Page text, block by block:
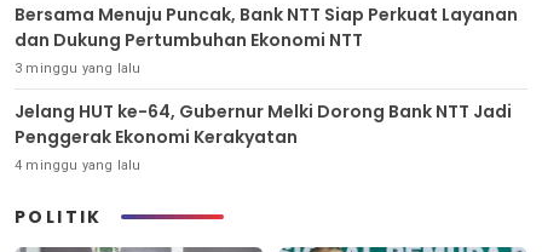
Bersama Menuju Puncak, Bank NTT Siap Perkuat Layanan
dan Dukung Pertumbuhan Ekonomi NTT
3 minggu yang lalu
Jelang HUT ke-64, Gubernur Melki Dorong Bank NTT Jadi
Penggerak Ekonomi Kerakyatan
4 minggu yang lalu
POLITIK